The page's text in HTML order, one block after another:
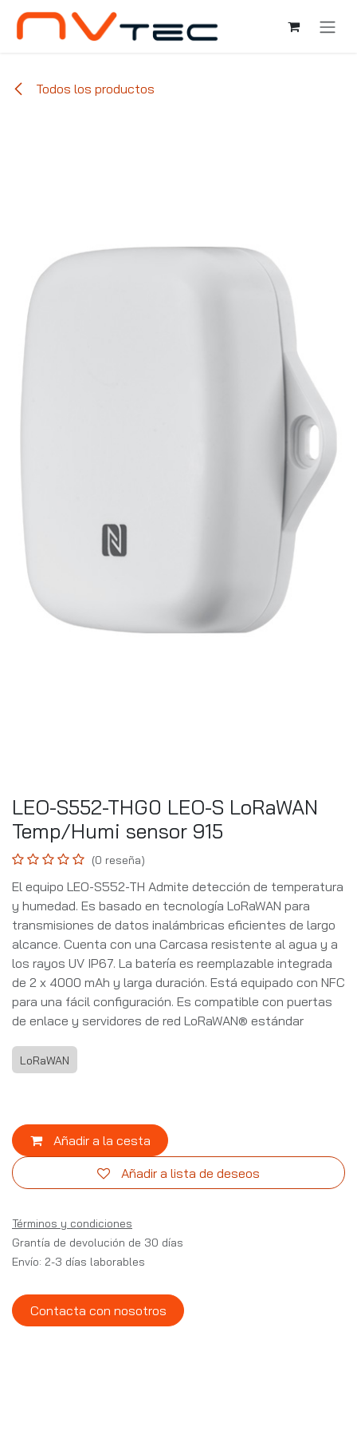
Ir al contenido
Todos los productos
LEO-S552-THG0 LEO-S LoRaWAN
Temp/Humi sensor 915
(0 reseña)
El equipo LEO-S552-TH Admite detección de temperatura
y humedad. Es basado en tecnología LoRaWAN para
transmisiones de datos inalámbricas eficientes de largo
alcance. Cuenta con una Carcasa resistente al agua y a
los rayos UV IP67. La batería es reemplazable integrada
de 2 x 4000 mAh y larga duración. Está equipado con NFC
para una fácil configuración. Es compatible con puertas
de enlace y servidores de red LoRaWAN® estándar
LoRaWAN
Añadir a la cesta
Añadir a lista de deseos
Términos y condiciones
Grantía de devolución de 30 días
Envío: 2-3 días laborables
Contacta con nosotros